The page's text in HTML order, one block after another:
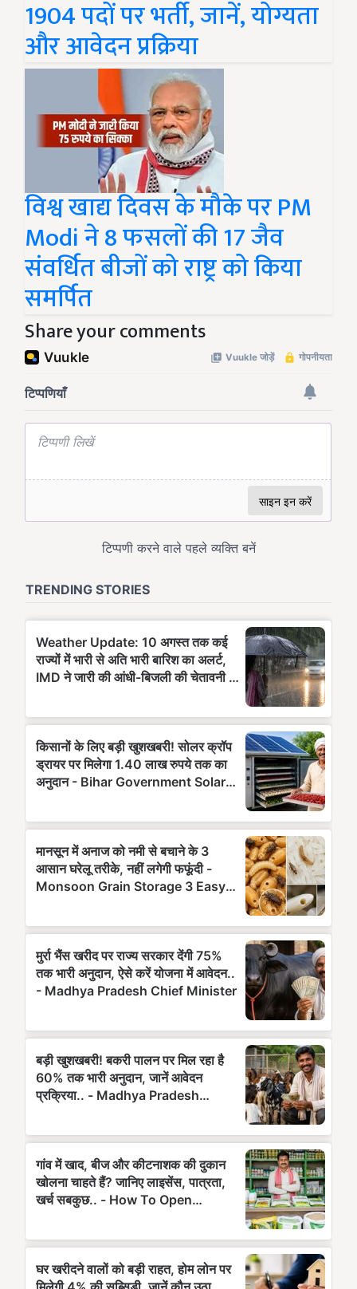
1904 पदों पर भर्ती, जानें, योग्यता
और आवेदन प्रक्रिया
विश्व खाद्य दिवस के मौके पर PM
Modi ने 8 फसलों की 17 जैव
संवर्धित बीजों को राष्ट्र को किया
समर्पित
Share your comments